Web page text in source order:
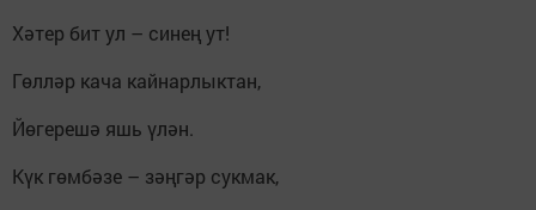
Хәтер бит ул – синең ут!
Гөлләр кача кайнарлыктан,
Йөгерешә яшь үлән.
Күк гөмбәзе – зәңгәр сукмак,